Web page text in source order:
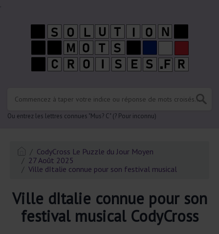
.
Ou entrez les lettres connues "Mus? C" (? Pour inconnu)
CodyCross Le Puzzle du Jour Moyen
27 Août 2025
Ville dItalie connue pour son festival musical
Ville dItalie connue pour son
festival musical CodyCross